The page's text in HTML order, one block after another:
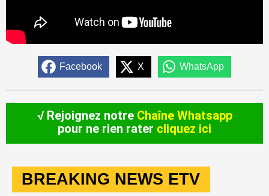
Facebook X WhatsApp
√ Rejoignez notre Chaîne Whatsapp
pour ne rien rater cliquez ici
BREAKING NEWS ETV